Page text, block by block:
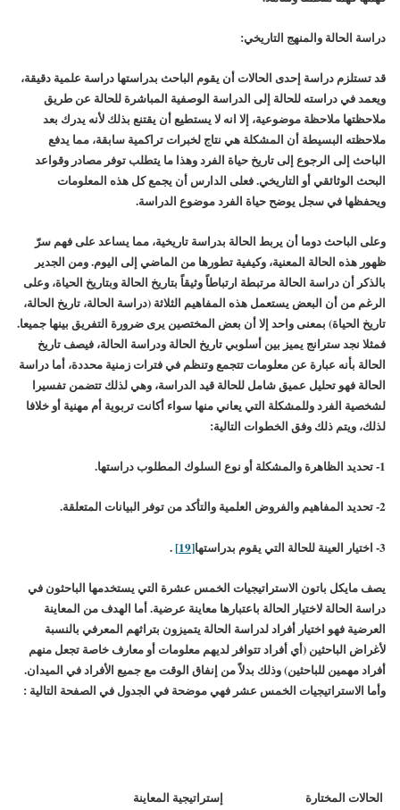
دراسة الحالة والمنهج التاريخي:
قد تستلزم دراسة إحدى الحالات أن يقوم الباحث بدراستها دراسة علمية دقيقة،
ويعمد في دراسته للحالة إلى الدراسة الوصفية المباشرة للحالة عن طريق
ملاحظتها ملاحظة موضوعية، إلا انه لا يستطيع أن يقتنع بذلك لأنه يدرك بعد
ملاحظته البسيطة أن المشكلة هي نتاج لخبرات تراكمية سابقة، مما يدفع
الباحث إلى الرجوع إلى تاريخ حياة الفرد وهذا ما يتطلب توفر مصادر وقواعد
البحث الوثائقي أو التاريخي. فعلى الدارس أن يجمع كل هذه المعلومات
ويحفظها في سجل يوضح حياة الفرد موضوع الدراسة.
وعلى الباحث دوما أن يربط الحالة بدراسة تاريخية، مما يساعد على فهم سرّ
ظهور هذه الحالة المعنية، وكيفية تطورها من الماضي إلى اليوم. ومن الجدير
بالذكر أن دراسة الحالة مرتبطة ارتباطاً وثيقاً بتاريخ الحالة وبتاريخ الحياة، وعلى
الرغم من أن البعض يستعمل هذه المفاهيم الثلاثة (دراسة الحالة، تاريخ الحالة،
تاريخ الحياة) بمعنى واحد إلا أن بعض المختصين يرى ضرورة التفريق بينها جميعا.
فمثلا نجد سترانج يميز بين أسلوبي تاريخ الحالة ودراسة الحالة، فيصف تاريخ
الحالة بأنه عبارة عن معلومات تتجمع وتنظم في فترات زمنية محددة، أما دراسة
الحالة فهو تحليل عميق شامل للحالة قيد الدراسة، وهي لذلك تتضمن تفسيرا
لشخصية الفرد وللمشكلة التي يعاني منها سواء أكانت تربوية أم مهنية أو خلافا
لذلك، ويتم ذلك وفق الخطوات التالية:
1- تحديد الظاهرة والمشكلة أو نوع السلوك المطلوب دراستها.
2- تحديد المفاهيم والفروض العلمية والتأكد من توفر البيانات المتعلقة.
3- اختيار العينة للحالة التي يقوم بدراستها [19]
.
يصف مايكل باتون الاستراتيجيات الخمس عشرة التي يستخدمها الباحثون في
دراسة الحالة لاختيار الحالة باعتبارها معاينة عرضية. أما الهدف من المعاينة
العرضية فهو اختيار أفراد لدراسة الحالة يتميزون بتراثهم المعرفي بالنسبة
لأغراض الباحثين (أي أفراد تتوافر لديهم معلومات أو معارف خاصة تجعل منهم
أفراد مهمين للباحثين) وذلك بدلاً من إنفاق الوقت مع جميع الأفراد في الميدان.
وأما الاستراتيجيات الخمس عشر فهي موضحة في الجدول في الصفحة التالية :
الحالات المختارة إستراتيجية المعاينة